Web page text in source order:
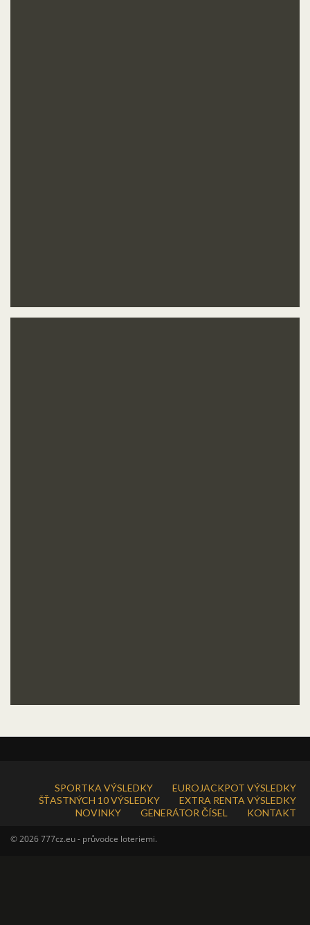
SPORTKA VÝSLEDKY
EUROJACKPOT VÝSLEDKY
ŠŤASTNÝCH 10 VÝSLEDKY
EXTRA RENTA VÝSLEDKY
NOVINKY
GENERÁTOR ČÍSEL KONTAKT
© 2026 777cz.eu - průvodce loteriemi.